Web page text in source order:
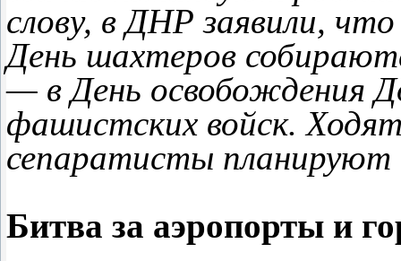
слову, в ДНР заявили,
День шахтеров
— в День освобождения
фашистских войск.
сепаратисты планируют
Битва за аэропорты и